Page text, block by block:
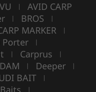
| AVID CARP
| BROS |
MARKER |
Porter |
| Carprus |
DAM | Deeper |
BAIT |
|